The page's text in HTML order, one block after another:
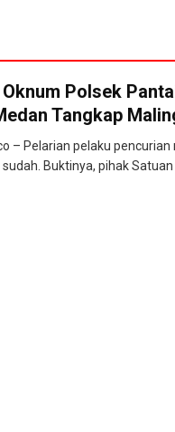
Polsek
Tangkap
– Pelarian pelaku pencurian
Buktinya, pihak